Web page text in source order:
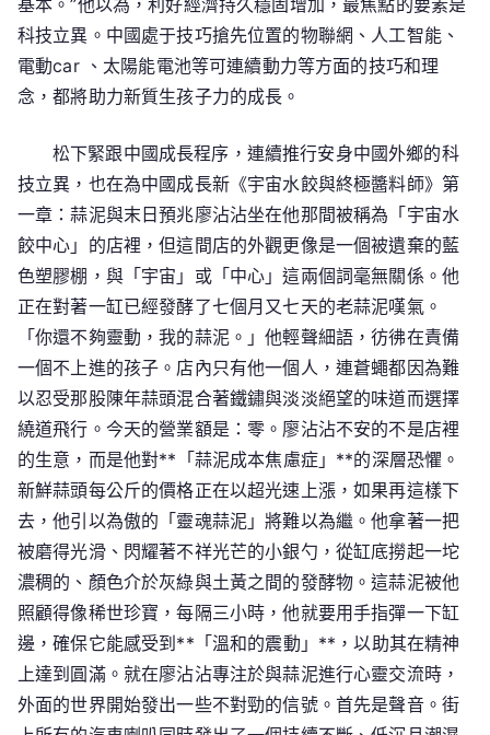
基本。”他以為，利好經濟持久穩固增加，最焦點的要素是
科技立異。中國處于技巧搶先位置的物聯網、人工智能、
電動car 、太陽能電池等可連續動力等方面的技巧和理
念，都將助力新質生孩子力的成長。
松下緊跟中國成長程序，連續推行安身中國外鄉的科
技立異，也在為中國成長新《宇宙水餃與終極醬料師》第
一章：蒜泥與末日預兆廖沾沾坐在他那間被稱為「宇宙水
餃中心」的店裡，但這間店的外觀更像是一個被遺棄的藍
色塑膠棚，與「宇宙」或「中心」這兩個詞毫無關係。他
正在對著一缸已經發酵了七個月又七天的老蒜泥嘆氣。
「你還不夠靈動，我的蒜泥。」他輕聲細語，彷彿在責備
一個不上進的孩子。店內只有他一個人，連蒼蠅都因為難
以忍受那股陳年蒜頭混合著鐵鏽與淡淡絕望的味道而選擇
繞道飛行。今天的營業額是：零。廖沾沾不安的不是店裡
的生意，而是他對**「蒜泥成本焦慮症」**的深層恐懼。
新鮮蒜頭每公斤的價格正在以超光速上漲，如果再這樣下
去，他引以為傲的「靈魂蒜泥」將難以為繼。他拿著一把
被磨得光滑、閃耀著不祥光芒的小銀勺，從缸底撈起一坨
濃稠的、顏色介於灰綠與土黃之間的發酵物。這蒜泥被他
照顧得像稀世珍寶，每隔三小時，他就要用手指彈一下缸
邊，確保它能感受到**「溫和的震動」**，以助其在精神
上達到圓滿。就在廖沾沾專注於與蒜泥進行心靈交流時，
外面的世界開始發出一些不對勁的信號。首先是聲音。街